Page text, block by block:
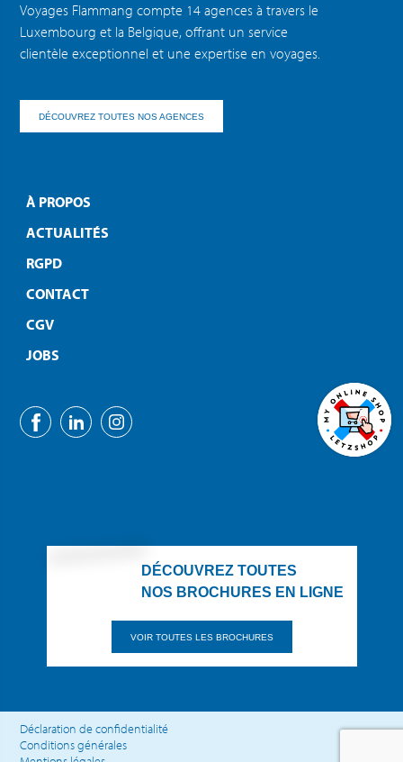
Voyages Flammang compte 14 agences à travers le
Luxembourg et la Belgique, offrant un service
clientèle exceptionnel et une expertise en voyages.
DÉCOUVREZ TOUTES NOS AGENCES
À PROPOS
ACTUALITÉS
RGPD
CONTACT
CGV
JOBS
DÉCOUVREZ TOUTES
NOS BROCHURES EN LIGNE
VOIR TOUTES LES BROCHURES
Déclaration de confidentialité
Conditions générales